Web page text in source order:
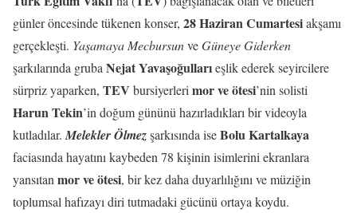
günler öncesinde tükenen konser, 28 Haziran Cumartesiakşamı
gerçekleşti. Yaşamaya MecbursunveGüneye Giderken
şarkılarında gruba Nejat Yavaşoğullarıeşlik ederek seyircilere
sürpriz yaparken, TEV bursiyerleri mor ve ötesi’nin solisti
Harun Tekin’in doğum gününü hazırladıkları bir videoyla
kutladılar. Melekler Ölmezşarkısında iseBoluKartalkaya
faciasında hayatını kaybeden 78 kişinin isimlerini ekranlara
yansıtan mor ve ötesi, bir kez daha duyarlılığını ve müziğin
toplumsal hafızayı diri tutmadaki gücünü ortaya koydu.